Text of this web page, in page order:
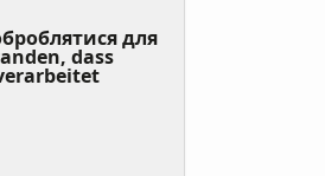
для
dass